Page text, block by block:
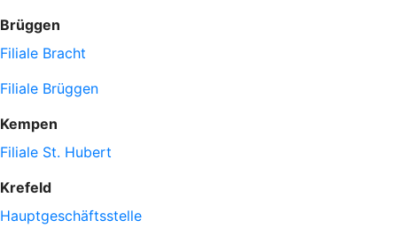
Brüggen
Filiale Bracht
Filiale Brüggen
Kempen
Filiale St. Hubert
Krefeld
Hauptgeschäftsstelle